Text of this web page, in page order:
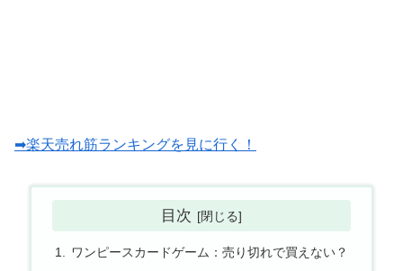
➡楽天売れ筋ランキングを見に行く！
目次
ワンピースカードゲーム：売り切れで買えない？